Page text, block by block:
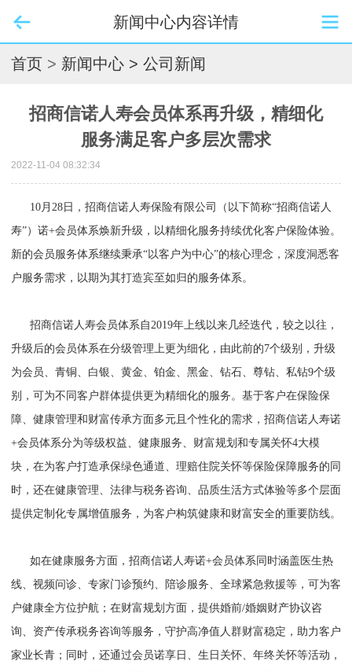
新闻中心内容详情
首页 > 新闻中心 > 公司新闻
招商信诺人寿会员体系再升级，精细化
服务满足客户多层次需求
2022-11-04 08:32:34
10月28日，招商信诺人寿保险有限公司（以下简称“招商信诺人
寿”）诺+会员体系焕新升级，以精细化服务持续优化客户保险体验。
新的会员服务体系继续秉承“以客户为中心”的核心理念，深度洞悉客
户服务需求，以期为其打造宾至如归的服务体系。
招商信诺人寿会员体系自2019年上线以来几经迭代，较之以往，
升级后的会员体系在分级管理上更为细化，由此前的7个级别，升级
为会员、青铜、白银、黄金、铂金、黑金、钻石、尊钻、私钻9个级
别，可为不同客户群体提供更为精细化的服务。基于客户在保险保
障、健康管理和财富传承方面多元且个性化的需求，招商信诺人寿诺
+会员体系分为等级权益、健康服务、财富规划和专属关怀4大模
块，在为客户打造承保绿色通道、理赔住院关怀等保险保障服务的同
时，还在健康管理、法律与税务咨询、品质生活方式体验等多个层面
提供定制化专属增值服务，为客户构筑健康和财富安全的重要防线。
如在健康服务方面，招商信诺人寿诺+会员体系同时涵盖医生热
线、视频问诊、专家门诊预约、陪诊服务、全球紧急救援等，可为客
户健康全方位护航；在财富规划方面，提供婚前/婚姻财产协议咨
询、资产传承税务咨询等服务，守护高净值人群财富稳定，助力客户
家业长青；同时，还通过会员诺享日、生日关怀、年终关怀等活动，